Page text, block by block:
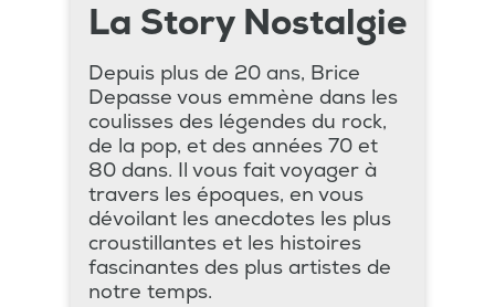
La Story Nostalgie
Depuis plus de 20 ans, Brice
Depasse vous emmène dans les
coulisses des légendes du rock,
de la pop, et des années 70 et
80 dans. Il vous fait voyager à
travers les époques, en vous
dévoilant les anecdotes les plus
croustillantes et les histoires
fascinantes des plus artistes de
notre temps.